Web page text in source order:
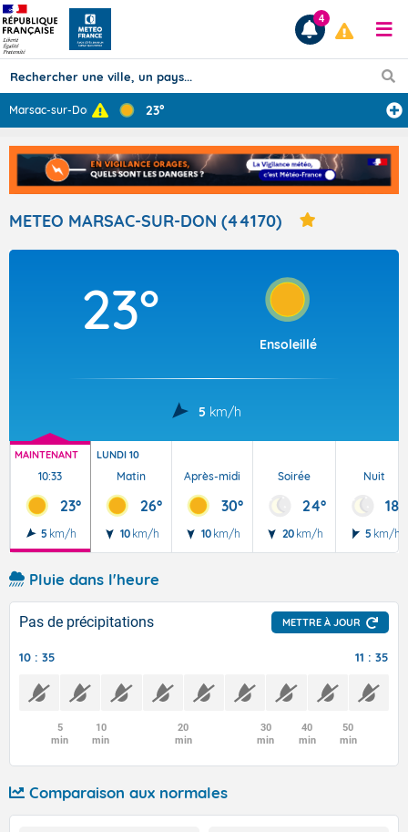
Prévisions
TOUS LES RÉSULTATS
Articles
4
Marsac-sur-Don 23°
METEO MARSAC-SUR-DON (44170)
23°
Ensoleillé
5 km/h
MAINTENANT
10:33
23°
5 km/h
LUNDI 10
Matin
26°
10 km/h
Après-midi
30°
10 km/h
Soirée
24°
20 km/h
Nuit
18°
5 km/h
Pluie dans l'heure
Pas de précipitations METTRE À JOUR
10 : 35 11 : 35
5
min
10
min
20
min
30
min
40
min
50
min
Comparaison aux normales